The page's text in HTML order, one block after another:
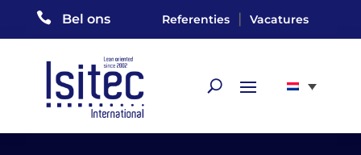
 Bel ons Referenties | Vacatures